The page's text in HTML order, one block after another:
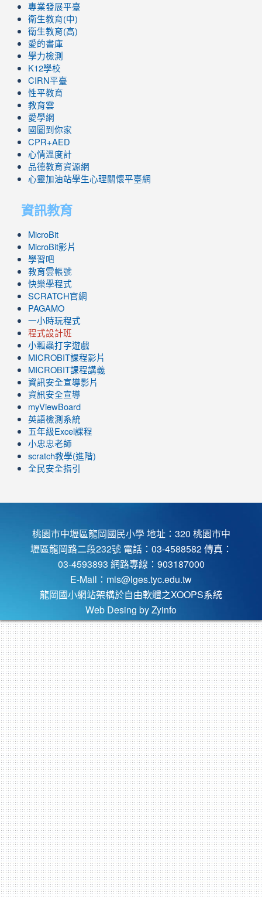
專業發展平臺
衛生教育(中)
衛生教育(高)
愛的書庫
學力檢測
K12學校
CIRN平臺
性平教育
教育雲
愛學網
國圖到你家
CPR+AED
心情溫度計
品德教育資源網
心靈加油站學生心理關懷平臺網
資訊教育
MicroBit
MicroBit影片
學習吧
教育雲帳號
快樂學程式
SCRATCH官網
PAGAMO
一小時玩程式
程式設計班
小瓢蟲打字遊戲
link
to
https://www.youtube.com/channel/UC8LghzcV5-
ZBGmXwlbUndNA/videos?
view=0&sort=dd&shelf_id=0
MICROBIT課程影片
link
to
https://www.youtube.com/channel/UC8LghzcV5-
ZBGmXwlbUndNA/videos?
view=0&sort=dd&shelf_id=0
MICROBIT課程講義
資訊安全宣導影片
資訊安全宣導
myViewBoard
英語檢測系統
五年級Excel課程
小忠忠老師
scratch教學(進階)
全民安全指引
桃園市中壢區龍岡國民小學 地址：320 桃園市中
壢區龍岡路二段232號 電話：03-4588582 傳真：
03-4593893 網路專線：903187000
E-Mail： mis@lges.tyc.edu.tw
龍岡國小網站架構於自由軟體之XOOPS系統
Web Desing by Zyinfo